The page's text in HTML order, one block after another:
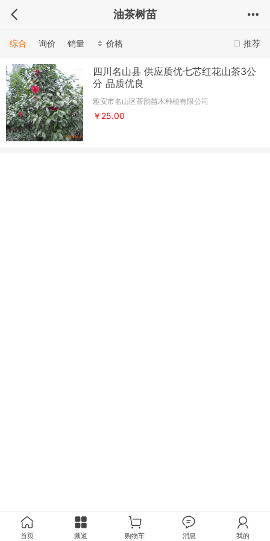
油茶树苗
推荐
综合 询价 销量 价格
四川名山县 供应质优七芯红花山茶3公
分 品质优良
雅安市名山区茶韵苗木种植有限公司
￥25.00
首页 频道 购物车 消息 我的